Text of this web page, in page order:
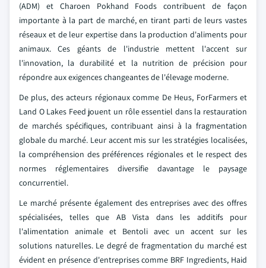
(ADM) et Charoen Pokhand Foods contribuent de façon
importante à la part de marché, en tirant parti de leurs vastes
réseaux et de leur expertise dans la production d'aliments pour
animaux. Ces géants de l'industrie mettent l'accent sur
l'innovation, la durabilité et la nutrition de précision pour
répondre aux exigences changeantes de l'élevage moderne.
De plus, des acteurs régionaux comme De Heus, ForFarmers et
Land O Lakes Feed jouent un rôle essentiel dans la restauration
de marchés spécifiques, contribuant ainsi à la fragmentation
globale du marché. Leur accent mis sur les stratégies localisées,
la compréhension des préférences régionales et le respect des
normes réglementaires diversifie davantage le paysage
concurrentiel.
Le marché présente également des entreprises avec des offres
spécialisées, telles que AB Vista dans les additifs pour
l'alimentation animale et Bentoli avec un accent sur les
solutions naturelles. Le degré de fragmentation du marché est
évident en présence d'entreprises comme BRF Ingredients, Haid